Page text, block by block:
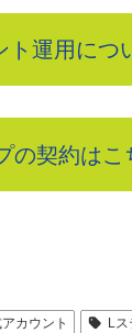
ト運用につ
の契約はこ
カウント Lス